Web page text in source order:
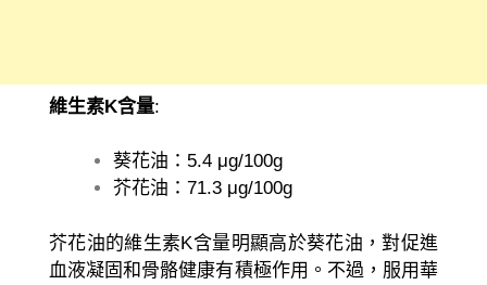
維生素K含量:
葵花油：5.4 μg/100g
芥花油：71.3 μg/100g
芥花油的維生素K含量明顯高於葵花油，對促進
血液凝固和骨骼健康有積極作用。不過，服用華